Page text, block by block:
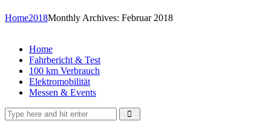
Home2018Monthly Archives: Februar 2018
Home
Fahrbericht & Test
100 km Verbrauch
Elektromobilität
Messen & Events